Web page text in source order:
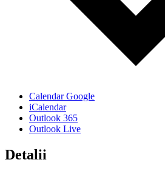
Calendar Google
iCalendar
Outlook 365
Outlook Live
Detalii